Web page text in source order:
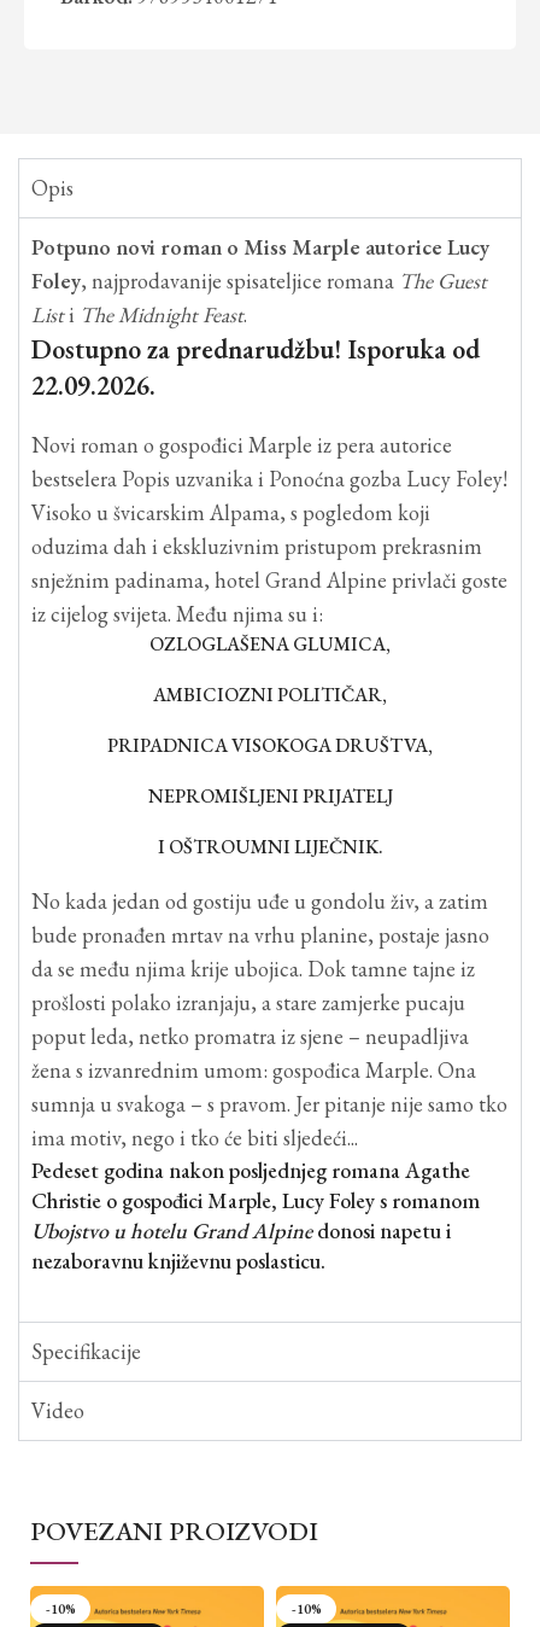
Opis
Potpuno novi roman o Miss Marple autorice Lucy
Foley, najprodavanije spisateljice romana The Guest
Listi The Midnight Feast.
Dostupno za prednarudžbu! Isporuka od
22.09.2026.
Novi roman o gospođici Marple iz pera autorice
bestselera Popis uzvanika i Ponoćna gozba Lucy Foley!
Visoko u švicarskim Alpama, s pogledom koji
oduzima dah i ekskluzivnim pristupom prekrasnim
snježnim padinama, hotel Grand Alpine privlači goste
iz cijelog svijeta. Među njima su i:
OZLOGLAŠENA GLUMICA,
AMBICIOZNI POLITIČAR,
PRIPADNICA VISOKOGA DRUŠTVA,
NEPROMIŠLJENI PRIJATELJ
I OŠTROUMNI LIJEČNIK.
No kada jedan od gostiju uđe u gondolu živ, a zatim
bude pronađen mrtav na vrhu planine, postaje jasno
da se među njima krije ubojica. Dok tamne tajne iz
prošlosti polako izranjaju, a stare zamjerke pucaju
poput leda, netko promatra iz sjene – neupadljiva
žena s izvanrednim umom: gospođica Marple. Ona
sumnja u svakoga – s pravom. Jer pitanje nije samo tko
ima motiv, nego i tko će biti sljedeći...
Pedeset godina nakon posljednjeg romana Agathe
Christie o gospođici Marple, Lucy Foley s romanom
Ubojstvo u hotelu Grand Alpinedonosi napetu i
nezaboravnu književnu poslasticu.
Specifikacije
Video
POVEZANI PROIZVODI
-10%
-10%